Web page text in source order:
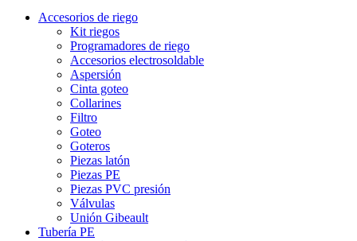
Accesorios de riego
Kit riegos
Programadores de riego
Accesorios electrosoldable
Aspersión
Cinta goteo
Collarines
Filtro
Goteo
Goteros
Piezas latón
Piezas PE
Piezas PVC presión
Válvulas
Unión Gibeault
Tubería PE